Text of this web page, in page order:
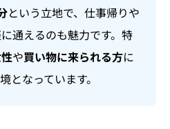
という立地で、仕事帰りや
通えるのも魅力です。特
や買い物に来られる方に
となっています。